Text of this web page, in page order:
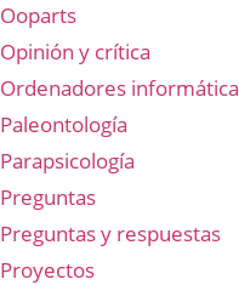
Ooparts
Opinión y crítica
Ordenadores informática
Paleontología
Parapsicología
Preguntas
Preguntas y respuestas
Proyectos